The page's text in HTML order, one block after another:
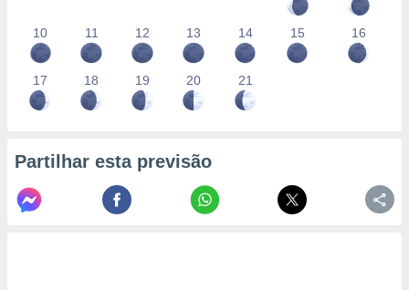
estudos
10 11 12 13 14 15 16
17 18 19 20 21
Partilhar esta previsão